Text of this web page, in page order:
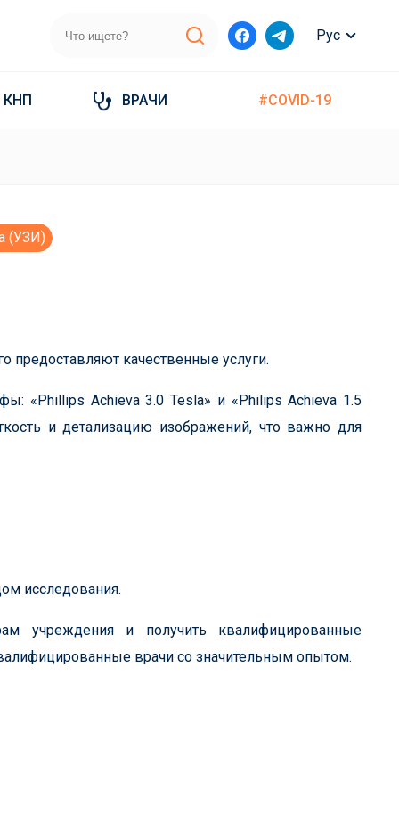
Рус
КНП ВРАЧИ #COVID-19
(УЗИ)
предоставляют качественные услуги.
«Phillips Achieva 3.0 Tesla» и «Philips Achieva 1.5
и детализацию изображений, что важно для
исследования.
учреждения и получить квалифицированные
врачи со значительным опытом.